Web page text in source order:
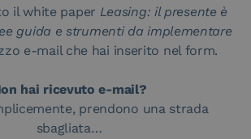
il white paper Leasing: il presente è
guida e strumenti da implementare
e-mail che hai inserito nel form.
hai ricevuto e-mail?
prendono una strada
sbagliata…